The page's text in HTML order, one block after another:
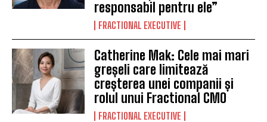
responsabil pentru ele”
FRACTIONAL EXECUTIVE
Catherine Mak: Cele mai mari
greșeli care limitează
creșterea unei companii și
rolul unui Fractional CMO
FRACTIONAL EXECUTIVE